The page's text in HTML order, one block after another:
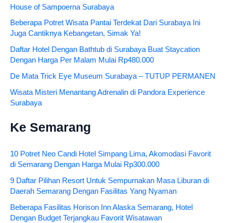
House of Sampoerna Surabaya
Beberapa Potret Wisata Pantai Terdekat Dari Surabaya Ini
Juga Cantiknya Kebangetan, Simak Ya!
Daftar Hotel Dengan Bathtub di Surabaya Buat Staycation
Dengan Harga Per Malam Mulai Rp480.000
De Mata Trick Eye Museum Surabaya – TUTUP PERMANEN
Wisata Misteri Menantang Adrenalin di Pandora Experience
Surabaya
Ke Semarang
10 Potret Neo Candi Hotel Simpang Lima, Akomodasi Favorit
di Semarang Dengan Harga Mulai Rp300.000
9 Daftar Pilihan Resort Untuk Sempurnakan Masa Liburan di
Daerah Semarang Dengan Fasilitas Yang Nyaman
Beberapa Fasilitas Horison Inn Alaska Semarang, Hotel
Dengan Budget Terjangkau Favorit Wisatawan